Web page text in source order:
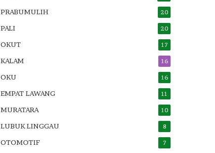
PRABUMULIH 20
PALI 20
OKUT 17
KALAM 16
OKU 16
EMPAT LAWANG 11
MURATARA 10
LUBUK LINGGAU 8
OTOMOTIF 7